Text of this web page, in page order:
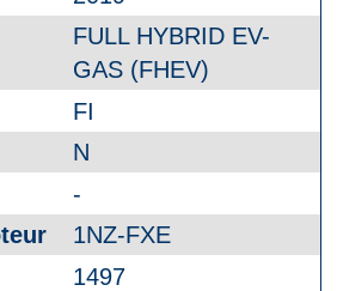
FULL HYBRID EV-
GAS (FHEV)
FI
N
-
1NZ-FXE
1497